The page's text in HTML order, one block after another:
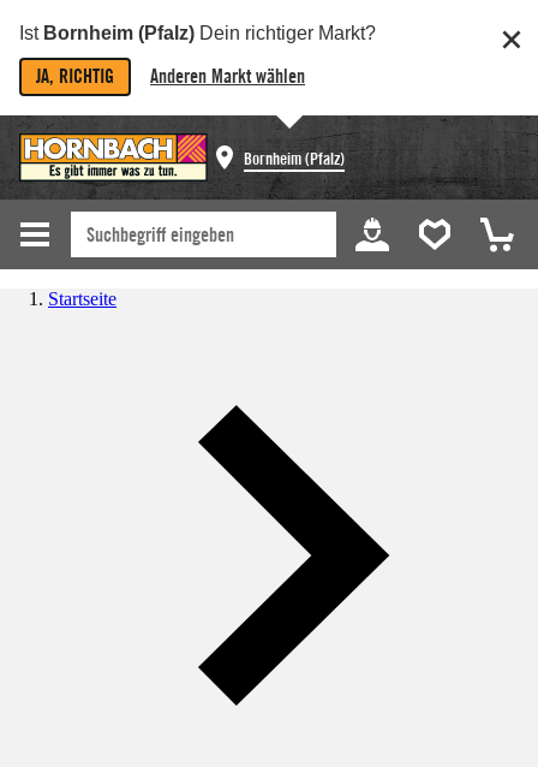
Ist Bornheim (Pfalz) Dein richtiger Markt?
JA, RICHTIG Anderen Markt wählen
Bornheim (Pfalz)
Startseite